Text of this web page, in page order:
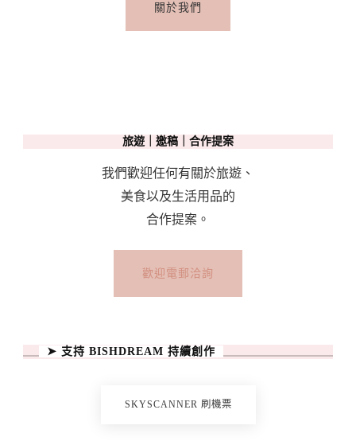
關於我們
旅遊｜邀稿｜合作提案
我們歡迎任何有關於旅遊、
美食以及生活用品的
合作提案。
歡迎電郵洽詢
➤ 支持 BISHDREAM 持續創作
SKYSCANNER 刷機票